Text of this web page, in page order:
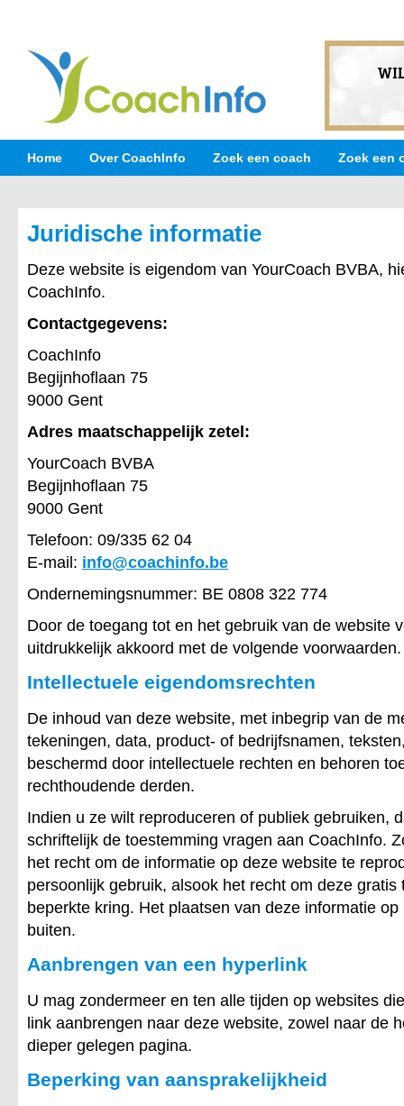
Home Over CoachInfo Zoek een coach Zoek een
Juridische informatie
Deze website is eigendom van YourCoach BVBA,
CoachInfo.
Contactgegevens:
CoachInfo
Begijnhoflaan 75
9000 Gent
Adres maatschappelijk zetel:
YourCoach BVBA
Begijnhoflaan 75
9000 Gent
Telefoon: 09/335 62 04
E-mail: info@coachinfo.be
Ondernemingsnummer: BE 0808 322 774
Door de toegang tot en het gebruik van de website
uitdrukkelijk akkoord met de volgende voorwaarden.
Intellectuele eigendomsrechten
De inhoud van deze website, met inbegrip van de
tekeningen, data, product- of bedrijfsnamen,
beschermd door intellectuele rechten en behoren
rechthoudende derden.
Indien u ze wilt reproduceren of publiek gebruiken,
schriftelijk de toestemming vragen aan CoachInfo.
het recht om de informatie op deze website te
persoonlijk gebruik, alsook het recht om deze gratis
beperkte kring. Het plaatsen van deze informatie
buiten.
Aanbrengen van een hyperlink
U mag zondermeer en ten alle tijden op websites
link aanbrengen naar deze website, zowel naar de
dieper gelegen pagina.
Beperking van aansprakelijkheid